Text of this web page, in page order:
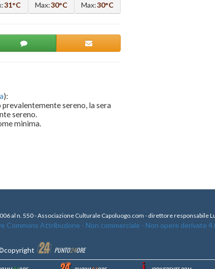
31°C
Max:30°C
Max:30°C
):
sereno, la sera
sereno.
minima.
al n. 550 - Associazione Culturale Capoluogo.com - direttore responsabile
Commons Attribuzione - Non commerciale - Non opere derivate
PUNTO24ORE